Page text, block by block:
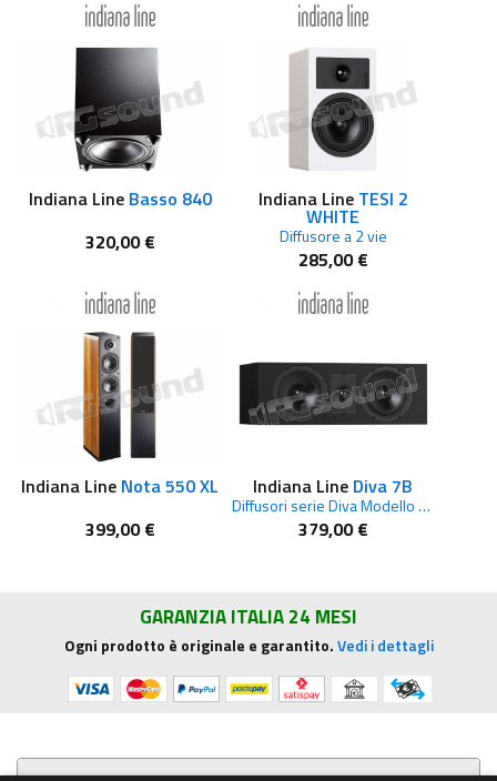
Indiana Line Basso 840
320,00 €
Indiana Line TESI 2
WHITE
Diffusore a 2 vie
285,00 €
Indiana Line Nota 550 XL
399,00 €
Indiana Line Diva 7B
Diffusori serie Diva Modello Nero
379,00 €
GARANZIA ITALIA 24 MESI
Ogni prodotto è originale e garantito.Vedi i dettagli